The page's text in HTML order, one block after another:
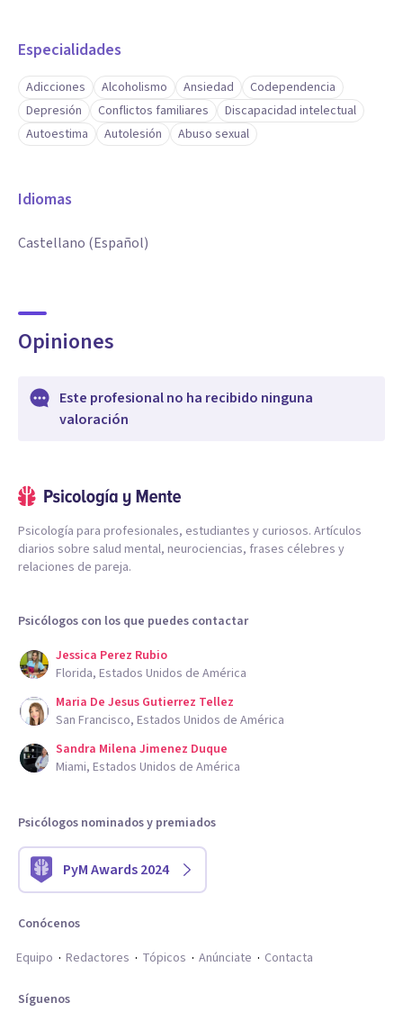
Especialidades
Adicciones Alcoholismo Ansiedad
Codependencia
Depresión
Conflictos familiares
Discapacidad intelectual
Autoestima
Autolesión Abuso sexual
Idiomas
Castellano (Español)
Opiniones
Este profesional no ha recibido ninguna
valoración
Psicología para profesionales, estudiantes y curiosos. Artículos
diarios sobre salud mental, neurociencias, frases célebres y
relaciones de pareja.
Psicólogos con los que puedes contactar
Jessica Perez Rubio
Florida, Estados Unidos de América
Maria De Jesus Gutierrez Tellez
San Francisco, Estados Unidos de América
Sandra Milena Jimenez Duque
Miami, Estados Unidos de América
Psicólogos nominados y premiados
PyM Awards 2024
Conócenos
Equipo
Redactores Tópicos Anúnciate Contacta
Síguenos